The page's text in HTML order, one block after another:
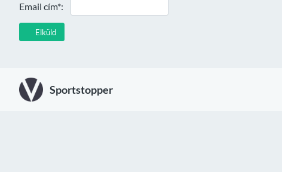
Elküld
Email cím*:
Sportstopper